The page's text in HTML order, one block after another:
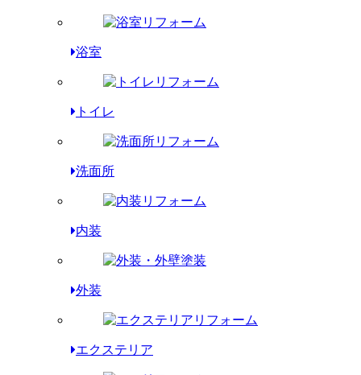
浴室
トイレ
洗面所
内装
外装
エクステリア